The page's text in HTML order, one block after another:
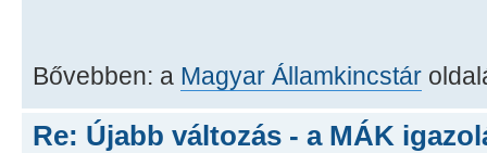
Bővebben: a Magyar Államkincstár
Re: Újabb változás - a MÁK